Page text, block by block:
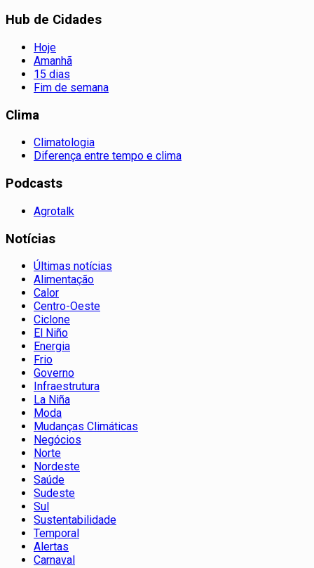
Hub de Cidades
Hoje
Amanhã
15 dias
Fim de semana
Clima
Climatologia
Diferença entre tempo e clima
Podcasts
Agrotalk
Notícias
Últimas notícias
Alimentação
Calor
Centro-Oeste
Ciclone
El Niño
Energia
Frio
Governo
Infraestrutura
La Niña
Moda
Mudanças Climáticas
Negócios
Norte
Nordeste
Saúde
Sudeste
Sul
Sustentabilidade
Temporal
Alertas
Carnaval